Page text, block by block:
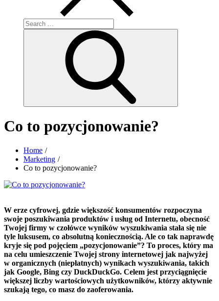
Search
for:
Co to pozycjonowanie?
Home
Marketing
Co to pozycjonowanie?
W erze cyfrowej, gdzie większość konsumentów rozpoczyna
swoje poszukiwania produktów i usług od Internetu, obecność
Twojej firmy w czołówce wyników wyszukiwania stała się nie
tyle luksusem, co absolutną koniecznością. Ale co tak naprawdę
kryje się pod pojęciem „pozycjonowanie”? To proces, który ma
na celu umieszczenie Twojej strony internetowej jak najwyżej
w organicznych (niepłatnych) wynikach wyszukiwania, takich
jak Google, Bing czy DuckDuckGo. Celem jest przyciągnięcie
większej liczby wartościowych użytkowników, którzy aktywnie
szukają tego, co masz do zaoferowania.